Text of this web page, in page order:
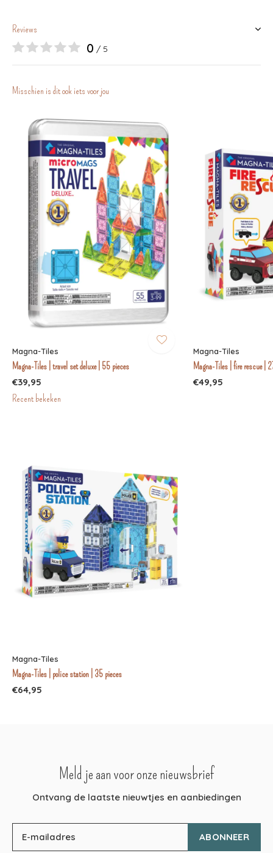
Reviews
0 / 5
Misschien is dit ook iets voor jou
Magna-Tiles
Magna-Tiles | travel set deluxe | 55 pieces
€39,95
Magna-Tiles
Magna-Tiles | fire rescue |
€49,95
Recent bekeken
Magna-Tiles
Magna-Tiles | police station | 35 pieces
€64,95
Meld je aan voor onze nieuwsbrief
Ontvang de laatste nieuwtjes en aanbiedingen
ABONNEER